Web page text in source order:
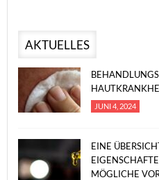
AKTUELLES
JUNI 4, 2024
EINE
MÖGLICHE